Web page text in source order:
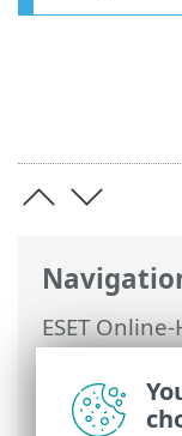
ESET
Security>
Security >
GPO oder